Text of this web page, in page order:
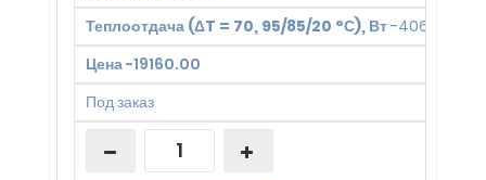
Теплоотдача (ΔT = 70, 95/85/20 °С), Вт-4063
Цена-19160.00
Под заказ